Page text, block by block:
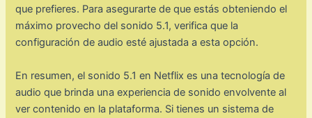
que prefieres. Para asegurarte de que estás obteniendo el
máximo provecho del sonido 5.1, verifica que la
configuración de audio esté ajustada a esta opción.
En resumen, el sonido 5.1 en Netflix es una tecnología de
audio que brinda una experiencia de sonido envolvente al
ver contenido en la plataforma. Si tienes un sistema de